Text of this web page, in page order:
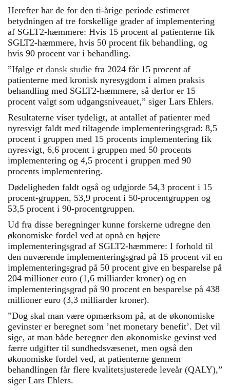
Herefter har de for den ti-årige periode estimeret
betydningen af tre forskellige grader af implementering
af SGLT2-hæmmere: Hvis 15 procent af patienterne fik
SGLT2-hæmmere, hvis 50 procent fik behandling, og
hvis 90 procent var i behandling.
”Ifølge et dansk studie fra 2024 får 15 procent af
patienterne med kronisk nyresygdom i almen praksis
behandling med SGLT2-hæmmere, så derfor er 15
procent valgt som udgangsniveauet,” siger Lars Ehlers.
Resultaterne viser tydeligt, at antallet af patienter med
nyresvigt faldt med tiltagende implementeringsgrad: 8,5
procent i gruppen med 15 procents implementering fik
nyresvigt, 6,6 procent i gruppen med 50 procents
implementering og 4,5 procent i gruppen med 90
procents implementering.
Dødeligheden faldt også og udgjorde 54,3 procent i 15
procent-gruppen, 53,9 procent i 50-procentgruppen og
53,5 procent i 90-procentgruppen.
Ud fra disse beregninger kunne forskerne udregne den
økonomiske fordel ved at opnå en højere
implementeringsgrad af SGLT2-hæmmere: I forhold til
den nuværende implementeringsgrad på 15 procent vil en
implementeringsgrad på 50 procent give en besparelse på
204 millioner euro (1,6 milliarder kroner) og en
implementeringsgrad på 90 procent en besparelse på 438
millioner euro (3,3 milliarder kroner).
”Dog skal man være opmærksom på, at de økonomiske
gevinster er beregnet som ’net monetary benefit’. Det vil
sige, at man både beregner den økonomiske gevinst ved
færre udgifter til sundhedsvæsenet, men også den
økonomiske fordel ved, at patienterne gennem
behandlingen får flere kvalitetsjusterede leveår (QALY),”
siger Lars Ehlers.